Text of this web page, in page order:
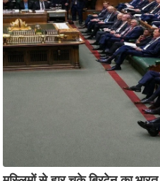
मी
क्षा
ध
र्म
भु